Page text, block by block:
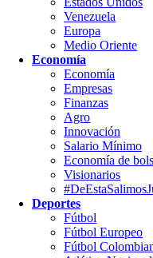
Venezuela
Europa
Medio Oriente
Economía
Economía
Empresas
Finanzas
Agro
Innovación
Salario Mínimo
Economía de
Visionarios
Deportes
Fútbol
Fútbol Europeo
Fútbol